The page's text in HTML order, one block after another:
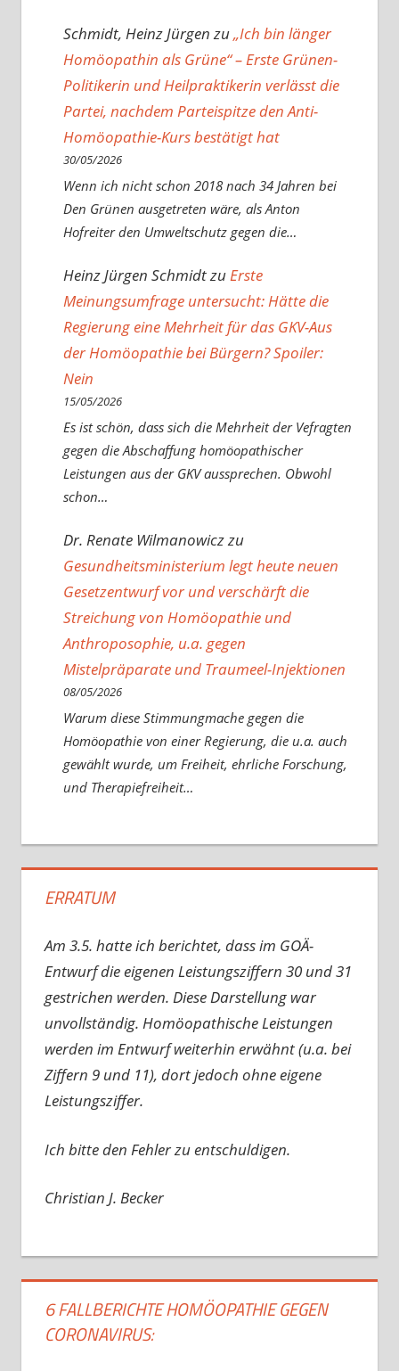
Schmidt, Heinz Jürgen zu„Ich bin länger
Homöopathin als Grüne“ – Erste Grünen-
Politikerin und Heilpraktikerin verlässt die
Partei, nachdem Parteispitze den Anti-
Homöopathie-Kurs bestätigt hat
30/05/2026
Wenn ich nicht schon 2018 nach 34 Jahren bei
Den Grünen ausgetreten wäre, als Anton
Hofreiter den Umweltschutz gegen die…
Heinz Jürgen SchmidtzuErste
Meinungsumfrage untersucht: Hätte die
Regierung eine Mehrheit für das GKV-Aus
der Homöopathie bei Bürgern? Spoiler:
Nein
15/05/2026
Es ist schön, dass sich die Mehrheit der Vefragten
gegen die Abschaffung homöopathischer
Leistungen aus der GKV aussprechen. Obwohl
schon…
Dr. Renate Wilmanowiczzu
Gesundheitsministerium legt heute neuen
Gesetzentwurf vor und verschärft die
Streichung von Homöopathie und
Anthroposophie, u.a. gegen
Mistelpräparate und Traumeel-Injektionen
08/05/2026
Warum diese Stimmungmache gegen die
Homöopathie von einer Regierung, die u.a. auch
gewählt wurde, um Freiheit, ehrliche Forschung,
und Therapiefreiheit…
ERRATUM
Am 3.5. hatte ich berichtet, dass im GOÄ-
Entwurf die eigenen Leistungsziffern 30 und 31
gestrichen werden. Diese Darstellung war
unvollständig. Homöopathische Leistungen
werden im Entwurf weiterhin erwähnt (u.a. bei
Ziffern 9 und 11), dort jedoch ohne eigene
Leistungsziffer.
Ich bitte den Fehler zu entschuldigen.
Christian J. Becker
6 FALLBERICHTE HOMÖOPATHIE GEGEN
CORONAVIRUS: